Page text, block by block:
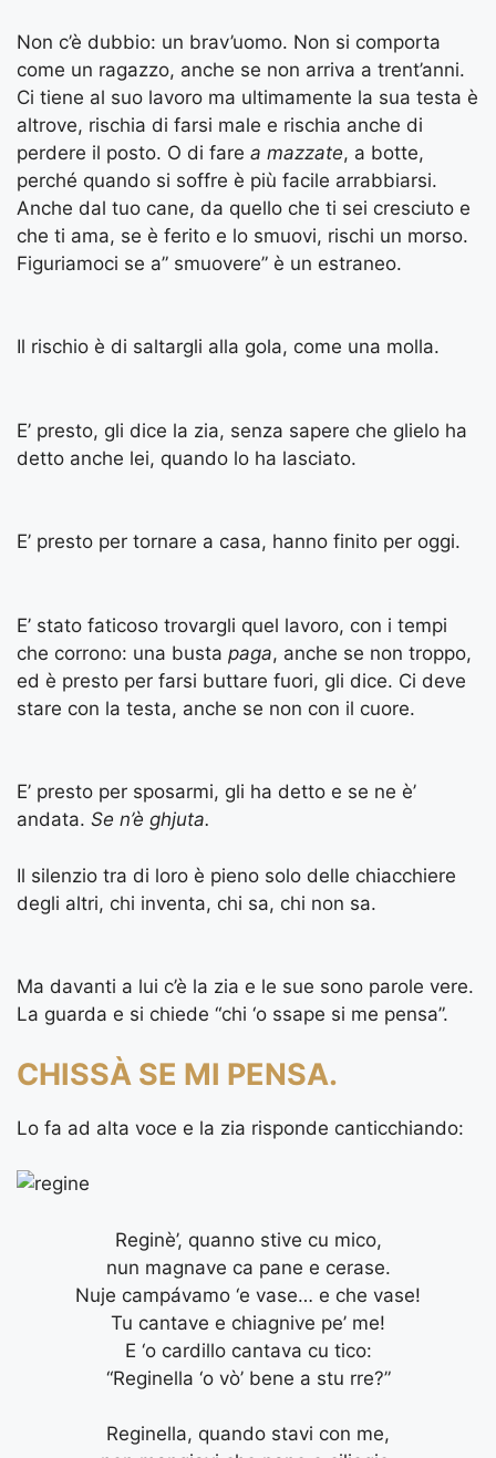
Non c’è dubbio: un brav’uomo. Non si comporta
come un ragazzo, anche se non arriva a trent’anni.
Ci tiene al suo lavoro ma ultimamente la sua testa è
altrove, rischia di farsi male e rischia anche di
perdere il posto. O di fare a mazzate, a botte,
perché quando si soffre è più facile arrabbiarsi.
Anche dal tuo cane, da quello che ti sei cresciuto e
che ti ama, se è ferito e lo smuovi, rischi un morso.
Figuriamoci se a” smuovere” è un estraneo.
Il rischio è di saltargli alla gola, come una molla.
E’ presto, gli dice la zia, senza sapere che glielo ha
detto anche lei, quando lo ha lasciato.
E’ presto per tornare a casa, hanno finito per oggi.
E’ stato faticoso trovargli quel lavoro, con i tempi
che corrono: una busta paga, anche se non troppo,
ed è presto per farsi buttare fuori, gli dice. Ci deve
stare con la testa, anche se non con il cuore.
E’ presto per sposarmi, gli ha detto e se ne è’
andata. Se n’è ghjuta.
Il silenzio tra di loro è pieno solo delle chiacchiere
degli altri, chi inventa, chi sa, chi non sa.
Ma davanti a lui c’è la zia e le sue sono parole vere.
La guarda e si chiede “chi ‘o ssape si me pensa”.
CHISSÀ SE MI PENSA.
Lo fa ad alta voce e la zia risponde canticchiando:
Reginè’, quanno stive cu mico,
nun magnave ca pane e cerase.
Nuje campávamo ‘e vase… e che vase!
Tu cantave e chiagnive pe’ me!
E ‘o cardillo cantava cu tico:
“Reginella ‘o vò’ bene a stu rre?”
Reginella, quando stavi con me,